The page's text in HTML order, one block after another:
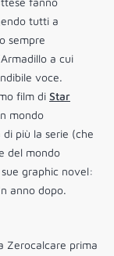
tutti a
sempre
a cui
voce.
film di Star
mondo
più la serie (che
del mondo
graphic novel:
anno dopo.
Zerocalcare prima